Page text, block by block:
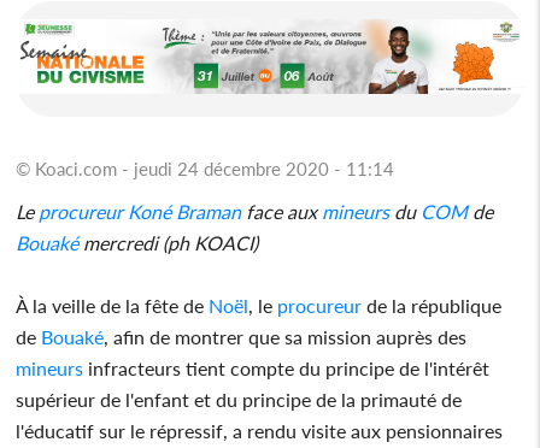
© Koaci.com - jeudi 24 décembre 2020 - 11:14
LeprocureurKoné Bramanface auxmineursduCOMde
Bouakémercredi (ph KOACI)
À la veille de la fête de Noël, le procureur de la république
de Bouaké, afin de montrer que sa mission auprès des
mineurs infracteurs tient compte du principe de l'intérêt
supérieur de l'enfant et du principe de la primauté de
l'éducatif sur le répressif, a rendu visite aux pensionnaires